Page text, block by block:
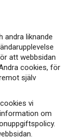
Classico
ekfat med en
mer.
500 m ö h i
Chianti
andra liknande
att webbsidan
cookies, för
själv
vi
om